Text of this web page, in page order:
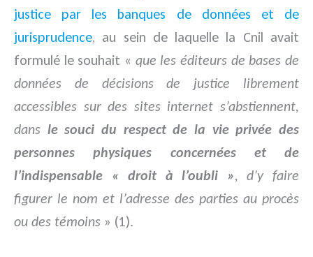
justice par les banques de données et de
jurisprudence, au sein de laquelle la Cnil avait
formulé le souhait « que les éditeurs de bases de
données de décisions de justice librement
accessibles sur des sites internet s’abstiennent,
dans le souci du respect de la vie privée des
personnes physiques concernées et de
l’indispensable « droit à l’oubli », d’y faire
figurer le nom et l’adresse des parties au procès
ou des témoins » (1).